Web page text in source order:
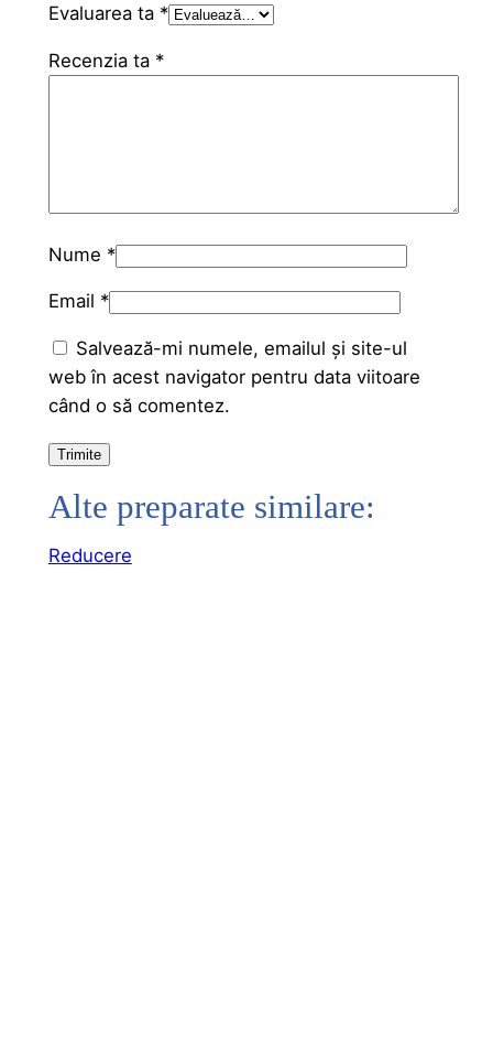
Evaluarea ta *
Recenzia ta *
Nume *
Email *
Salvează-mi numele, emailul și site-ul
web în acest navigator pentru data viitoare
când o să comentez.
Alte preparate similare:
ReducereProdus